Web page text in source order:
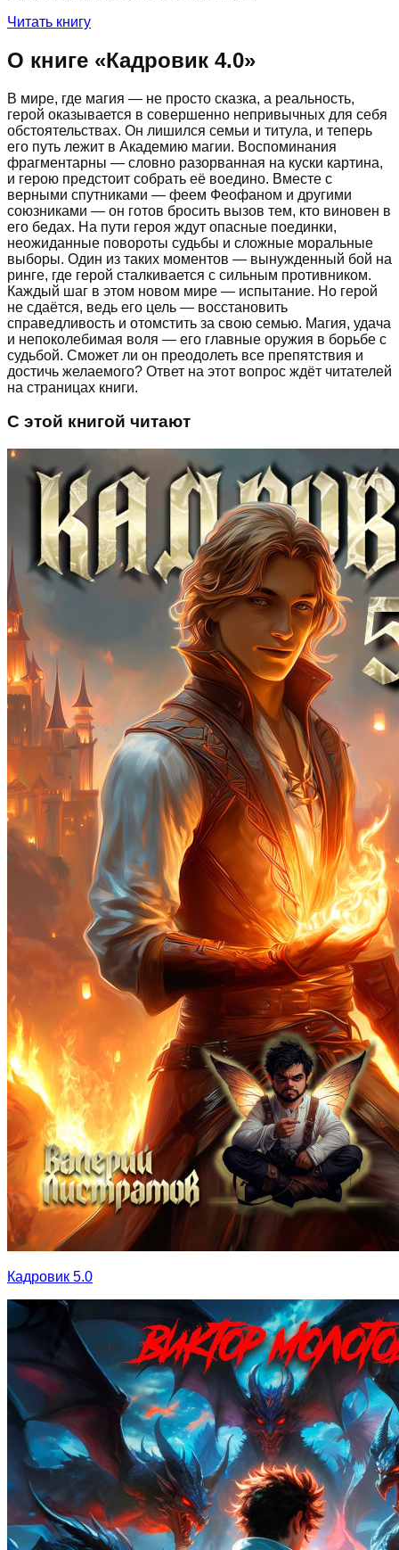
Читать книгу
О книге «Кадровик 4.0»
В мире, где магия — не просто сказка, а реальность,
герой оказывается в совершенно непривычных для себя
обстоятельствах. Он лишился семьи и титула, и теперь
его путь лежит в Академию магии. Воспоминания
фрагментарны — словно разорванная на куски картина,
и герою предстоит собрать её воедино. Вместе с
верными спутниками — феем Феофаном и другими
союзниками — он готов бросить вызов тем, кто виновен в
его бедах. На пути героя ждут опасные поединки,
неожиданные повороты судьбы и сложные моральные
выборы. Один из таких моментов — вынужденный бой на
ринге, где герой сталкивается с сильным противником.
Каждый шаг в этом новом мире — испытание. Но герой
не сдаётся, ведь его цель — восстановить
справедливость и отомстить за свою семью. Магия, удача
и непоколебимая воля — его главные оружия в борьбе с
судьбой. Сможет ли он преодолеть все препятствия и
достичь желаемого? Ответ на этот вопрос ждёт читателей
на страницах книги.
С этой книгой читают
Кадровик 5.0